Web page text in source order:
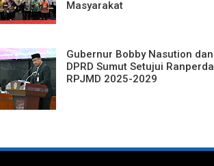
Masyarakat
Gubernur Bobby Nasution dan
DPRD Sumut Setujui Ranperda
RPJMD 2025-2029